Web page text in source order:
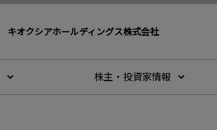
キオクシアホールディングス株式会社
株主・投資家情報